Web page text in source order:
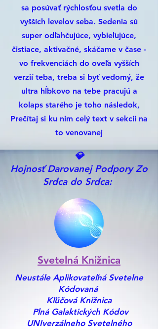
sa posúvať rýchlosťou svetla do
vyšších levelov seba. Sedenia sú
super odľahčujúce, vybieľujúce,
čistiace, aktivačné, skáčame v čase -
vo frekvenciách do oveľa vyšších
verzií teba, treba si byť vedomý, že
ultra hĺbkovo na tebe pracujú a
kolaps starého je toho následok,
Prečítaj si ku nim celý text v sekcii na
to venovanej
💎
Hojnosť Darovanej Podpory Zo
Srdca do Srdca:
Svetelná Knižnica
Neustále Aplikovateľná Svetelne
Kódovaná
Kľúčová Knižnica
Plná Galaktických Kódov
UNIverzálneho Svetelného